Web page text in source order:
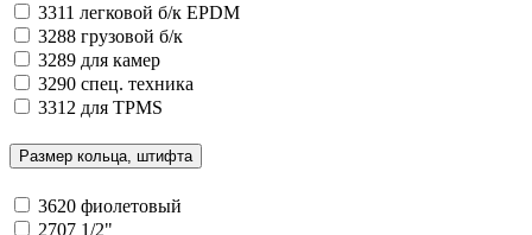
3311 легковой б/к EPDM
3288 грузовой б/к
3289 для камер
3290 спец. техника
3312 для TPMS
Размер кольца, штифта
3620 фиолетовый
2707 1/2"